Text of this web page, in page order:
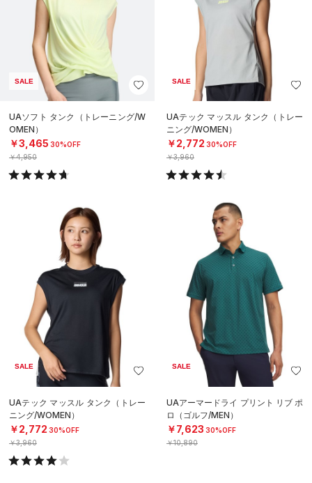
SALE
UAソフト タンク（トレーニング/W
OMEN）
￥3,465 30%OFF
￥4,950
SALE
UAテック マッスル タンク（トレー
ニング/WOMEN）
￥2,772 30%OFF
￥3,960
SALE
UAテック マッスル タンク（トレー
ニング/WOMEN）
￥2,772 30%OFF
￥3,960
SALE
UAアーマードライ プリント リブ ポ
ロ（ゴルフ/MEN）
￥7,623 30%OFF
￥10,890